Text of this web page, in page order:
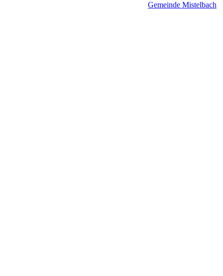
Gemeinde Mistelbach